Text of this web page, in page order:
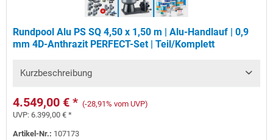
Rundpool Alu PS SQ 4,50 x 1,50 m | Alu-Handlauf | 0,9
mm 4D-Anthrazit PERFECT-Set | Teil/Komplett
Kurzbeschreibung
4.549,00 € * (-28,91% vom UVP)
UVP:6.399,00 € *
Artikel-Nr.: 107173